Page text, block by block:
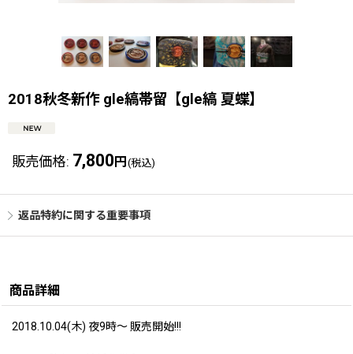
2018秋冬新作 gle縞帯留【gle縞 夏蝶】
販売価格: 7,800 円 (税込)
返品特約に関する重要事項
商品詳細
2018.10.04(木) 夜9時〜 販売開始!!!